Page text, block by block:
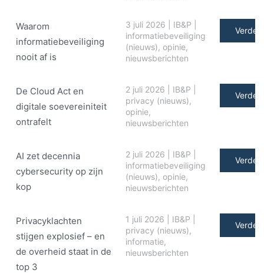
Waarom
informatiebeveiliging
nooit af is
3 juli 2026 IB&P
informatiebeveiliging
(nieuws), opinie,
nieuwsberichten
Verder
De Cloud Act en
digitale soe­ve­rei­ni­teit
ontrafelt
2 juli 2026 IB&P
privacy (nieuws),
opinie,
nieuwsberichten
Verder
AI zet decennia
cybersecurity op zijn
kop
2 juli 2026 IB&P
informatiebeveiliging
(nieuws), opinie,
nieuwsberichten
Verder
Privacyklachten
stijgen explosief – en
de overheid staat in de
top 3
1 juli 2026 IB&P
privacy (nieuws),
informatie,
nieuwsberichten
Verder